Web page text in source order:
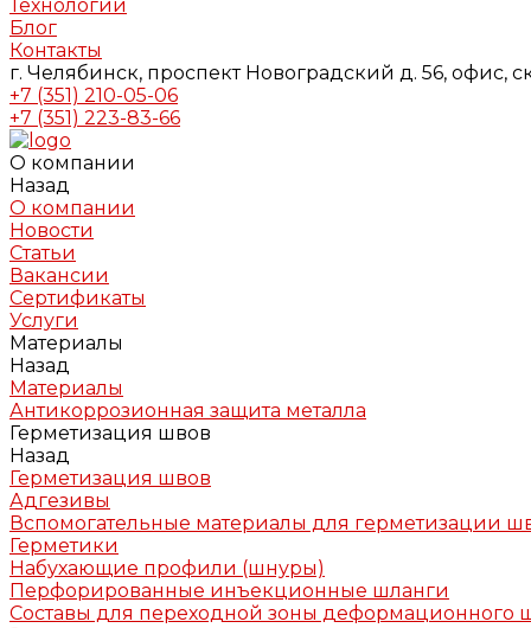
Технологии
Блог
Контакты
г. Челябинск, проспект Новоградский д. 56, офис,
+7 (351) 210-05-06
+7 (351) 223-83-66
О компании
Назад
О компании
Новости
Статьи
Вакансии
Сертификаты
Услуги
Материалы
Назад
Материалы
Антикоррозионная защита металла
Герметизация швов
Назад
Герметизация швов
Адгезивы
Вспомогательные материалы для герметизации
Герметики
Набухающие профили (шнуры)
Перфорированные инъекционные шланги
Составы для переходной зоны деформационного